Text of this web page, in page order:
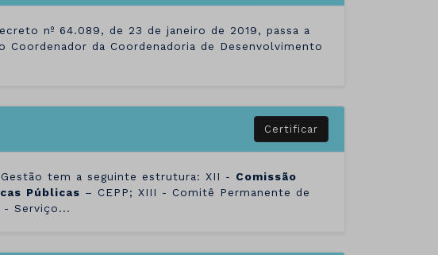
nº 64.089, de 23 de janeiro de 2019, passa a
da Coordenadoria de Desenvolvimento
Certificar
tem a seguinte estrutura: XII - Comissão
Públicas – CEPP; XIII - Comitê Permanente de
- Serviço...